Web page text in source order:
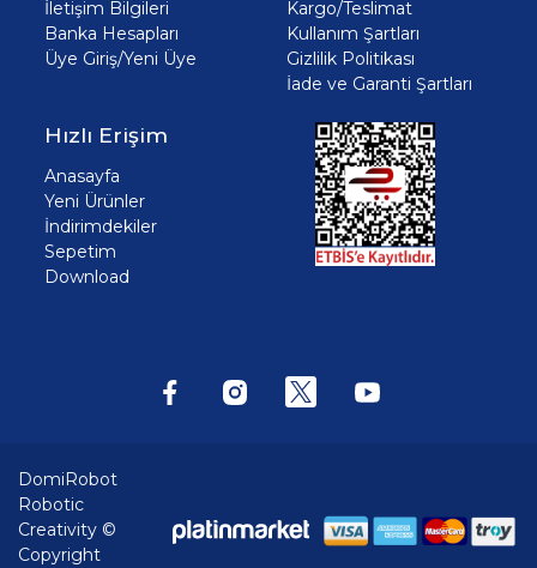
İletişim Bilgileri
Banka Hesapları
Üye Giriş/Yeni Üye
Kargo/Teslimat
Kullanım Şartları
Gizlilik Politikası
İade ve Garanti Şartları
Hızlı Erişim
Anasayfa
Yeni Ürünler
İndirimdekiler
Sepetim
Download
DomiRobot
Robotic
Creativity ©
Copyright